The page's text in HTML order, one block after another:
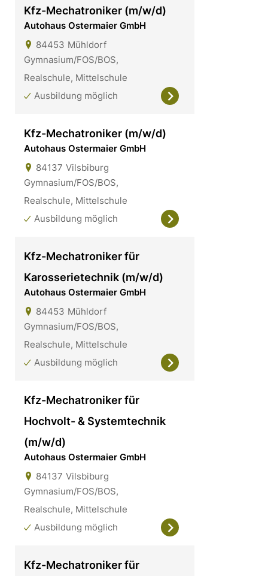
Kfz-Mechatroniker (m/w/d)
Autohaus Ostermaier GmbH
84453 Mühldorf
Gymnasium/FOS/BOS,
Realschule, Mittelschule
Ausbildung möglich
Kfz-Mechatroniker (m/w/d)
Autohaus Ostermaier GmbH
84137 Vilsbiburg
Gymnasium/FOS/BOS,
Realschule, Mittelschule
Ausbildung möglich
Kfz-Mechatroniker für
Karosserietechnik (m/w/d)
Autohaus Ostermaier GmbH
84453 Mühldorf
Gymnasium/FOS/BOS,
Realschule, Mittelschule
Ausbildung möglich
Kfz-Mechatroniker für
Hochvolt- & Systemtechnik
(m/w/d)
Autohaus Ostermaier GmbH
84137 Vilsbiburg
Gymnasium/FOS/BOS,
Realschule, Mittelschule
Ausbildung möglich
Kfz-Mechatroniker für